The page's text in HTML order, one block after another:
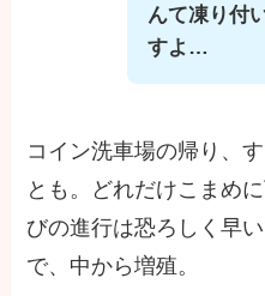
んて凍り付
すよ…
コイン洗車場の帰り、
とも。どれだけこまめ
びの進行は恐ろしく早
で、中から増殖。